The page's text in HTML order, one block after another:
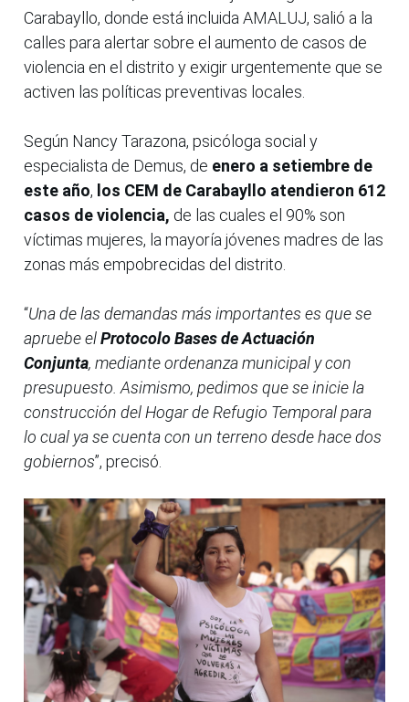
Carabayllo, donde está incluida AMALUJ, salió a la
calles para alertar sobre el aumento de casos de
violencia en el distrito y exigir urgentemente que se
activen las políticas preventivas locales.
Según Nancy Tarazona, psicóloga social y
especialista de Demus, de enero a setiembre de
este año, los CEM de Carabayllo atendieron 612
casos de violencia, de las cuales el 90% son
víctimas mujeres, la mayoría jóvenes madres de las
zonas más empobrecidas del distrito.
“Una de las demandas más importantes es que se
apruebe elProtocolo Bases de Actuación
Conjunta, mediante ordenanza municipal y con
presupuesto. Asimismo, pedimos que se inicie la
construcción del Hogar de Refugio Temporal para
lo cual ya se cuenta con un terreno desde hace dos
gobiernos”, precisó.